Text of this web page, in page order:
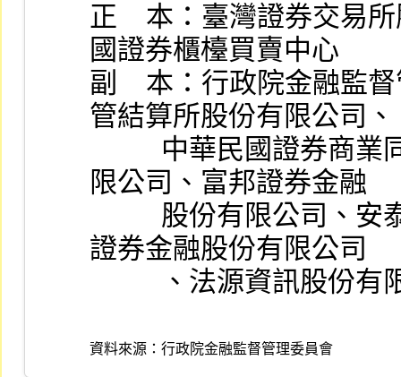
正    本：臺灣證券交易
國證券櫃檯買賣中心
副    本：行政院金融監
管結算所股份有限公司、
限公司、富邦證券金融
證券金融股份有限公司
、法源資訊
資料來源： 行政院金融監督管理委員會